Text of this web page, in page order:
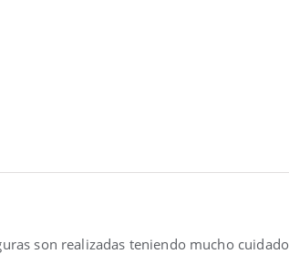
son realizadas teniendo mucho cuidado